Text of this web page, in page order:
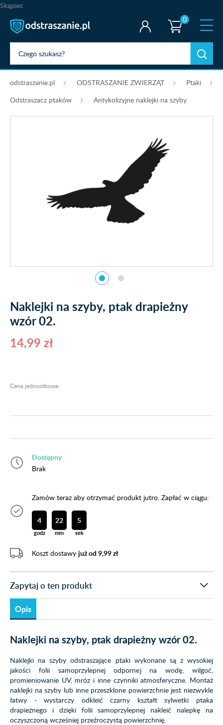
Skąpiec
0
odstraszanie.pl ODSTRASZANIE ZWIERZĄT
Ptaki
Odstraszacz ptaków
Antykolizyjne naklejki na szyby
Naklejki na szyby, ptak drapieżny
wzór 02.
14,99 zł
Cena jednostkowa:
Dostępny
Brak
Zamów teraz aby otrzymać produkt jutro. Zapłać w ciągu:
4
godz
22
min
4
sek
Koszt dostawy już od 9,99 zł
Zapytaj o ten produkt
Opis
Naklejki na szyby, ptak drapieżny wzór 02.
Naklejki na szyby odstraszające ptaki wykonane są z wysokiej
jakości folii samoprzylepnej odpornej na wodę, wilgoć,
promieniowanie UV, mróz i inne czynniki atmosferyczne. Montaż
naklejki na szyby lub inne przeszklone powierzchnie jest niezwykle
łatwy - wystarczy odkleić czarny kształt sylwetki ptaka
drapieżnego i dzięki folii samoprzylepnej nakleić nalepkę na
oczyszczoną wcześniej przeźroczystą powierzchnię.